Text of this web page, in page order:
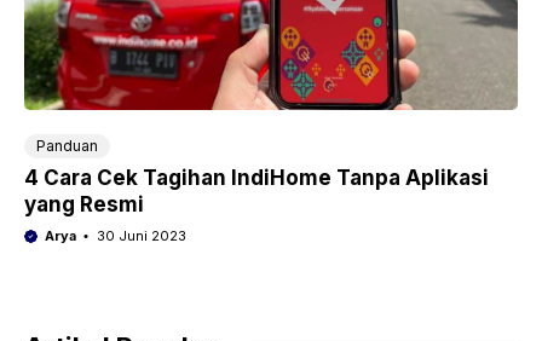
Panduan
4 Cara Cek Tagihan IndiHome Tanpa Aplikasi
yang Resmi
Arya 30 Juni 2023